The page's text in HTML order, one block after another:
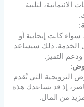
الائتمانية، لتلبية
:
كانت إيجابية أو
الخدمة. ذلك سيساعد
التميز.
:
الترويجية التي تُقدم
إذ قد تساعدك هذه
من المال.